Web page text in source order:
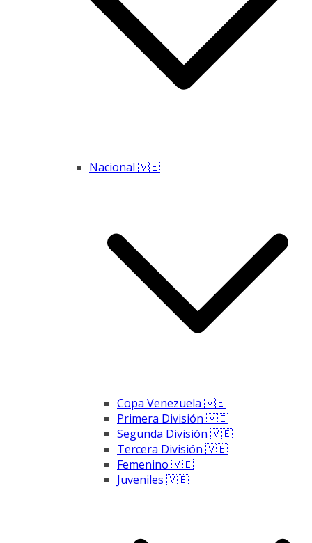
Nacional 🇻🇪
Copa Venezuela 🇻🇪
Primera División 🇻🇪
Segunda División 🇻🇪
Tercera División 🇻🇪
Femenino 🇻🇪
Juveniles 🇻🇪